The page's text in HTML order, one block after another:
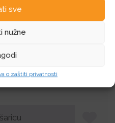
sve
nužne
o zaštiti privatnosti
AiO